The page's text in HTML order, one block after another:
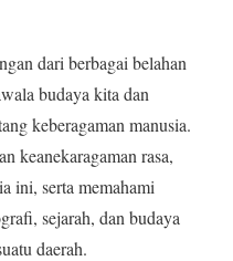
dari berbagai belahan
budaya kita dan
keberagaman manusia.
keanekaragaman rasa,
ini, serta memahami
sejarah, dan budaya
daerah.